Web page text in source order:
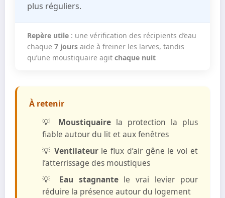
plus réguliers.
Repère utile : une vérification des récipients d’eau
chaque 7 jours aide à freiner les larves, tandis
qu’une moustiquaire agit chaque nuit
À retenir
💡 Moustiquaire la protection la plus
fiable autour du lit et aux fenêtres
💡 Ventilateurle flux d’air gêne le vol et
l’atterrissage des moustiques
💡 Eau stagnantele vrai levier pour
réduire la présence autour du logement